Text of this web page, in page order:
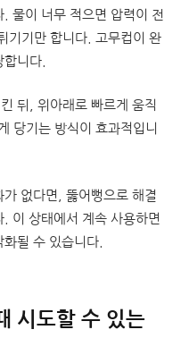
물이 너무 적으면 압력이 전
기기만 합니다. 고무컵이 완
니다.
뒤, 위아래로 빠르게 움직
당기는 방식이 효과적입니
없다면, 뚫어뻥으로 해결
이 상태에서 계속 사용하면
될 수 있습니다.
시도할 수 있는